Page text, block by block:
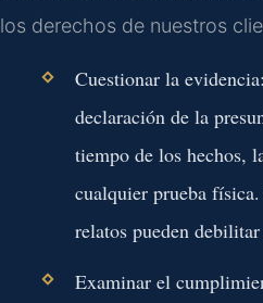
los derechos de nuestros
Cuestionar la evidencia:
declaración de la
tiempo de los hechos,
cualquier prueba
relatos pueden
Examinar el